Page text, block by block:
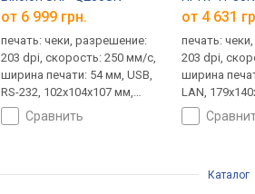
от 6 999 грн.
печать: чеки, разрешение:
203 dpi, скорость: 250 мм/с,
ширина печати: 54 мм, USB,
RS-232, 102x104x107 мм,
0.6 кг сравнить
от 4 631
печать:
203 dpi,
ширина
LAN,
Каталог